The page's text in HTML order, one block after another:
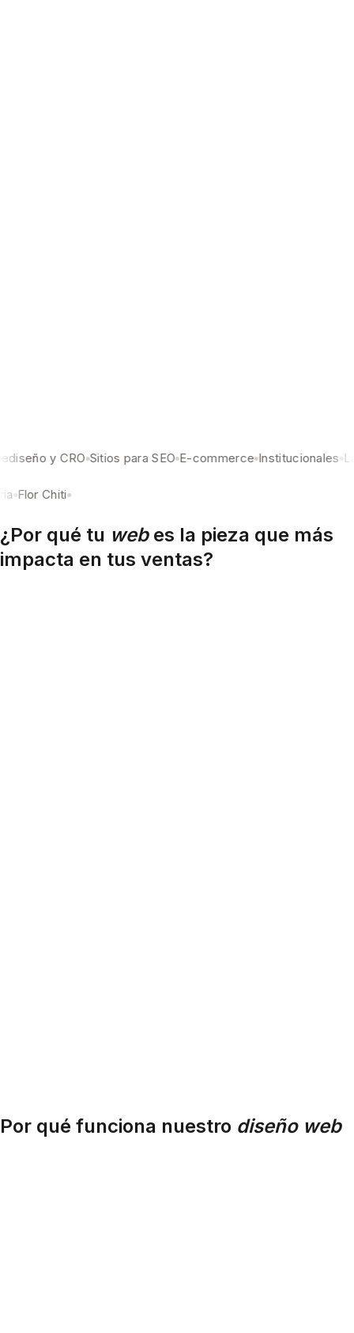
y CRO Sitios para SEO E-commerce Institucionales
Flor Chiti
¿Por qué tu webes la pieza que más
impacta en tus ventas?
Por qué funciona nuestro diseño web